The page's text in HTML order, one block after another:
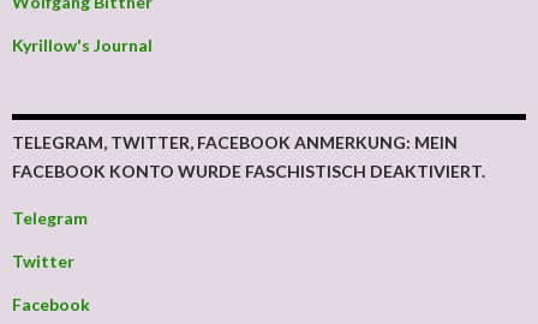
Kyrillow's Journal
TELEGRAM, TWITTER, FACEBOOK ANMERKUNG: MEIN
FACEBOOK KONTO WURDE FASCHISTISCH DEAKTIVIERT.
Telegram
Twitter
Facebook